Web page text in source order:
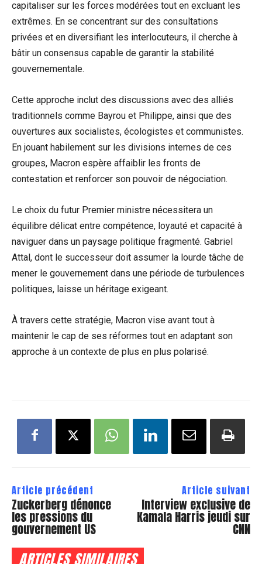
capitaliser sur les forces modérées tout en excluant les
extrêmes. En se concentrant sur des consultations
privées et en diversifiant les interlocuteurs, il cherche à
bâtir un consensus capable de garantir la stabilité
gouvernementale.
Cette approche inclut des discussions avec des alliés
traditionnels comme Bayrou et Philippe, ainsi que des
ouvertures aux socialistes, écologistes et communistes.
En jouant habilement sur les divisions internes de ces
groupes, Macron espère affaiblir les fronts de
contestation et renforcer son pouvoir de négociation.
Le choix du futur Premier ministre nécessitera un
équilibre délicat entre compétence, loyauté et capacité à
naviguer dans un paysage politique fragmenté. Gabriel
Attal, dont le successeur doit assumer la lourde tâche de
mener le gouvernement dans une période de turbulences
politiques, laisse un héritage exigeant.
À travers cette stratégie, Macron vise avant tout à
maintenir le cap de ses réformes tout en adaptant son
approche à un contexte de plus en plus polarisé.
Article précédent
Zuckerberg dénonce
les pressions du
gouvernement US
Article suivant
Interview exclusive de
Kamala Harris jeudi sur
CNN
ARTICLES SIMILAIRES